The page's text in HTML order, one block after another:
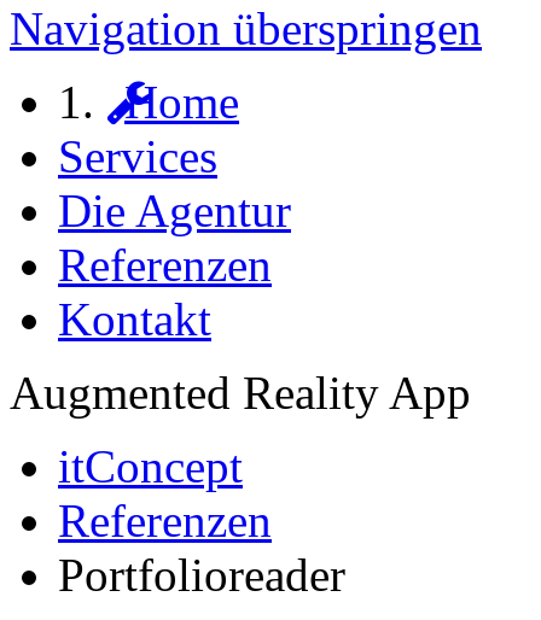
Navigation überspringen
Home
Services
Die Agentur
Referenzen
Kontakt
Augmented Reality App
itConcept
Referenzen
Portfolioreader